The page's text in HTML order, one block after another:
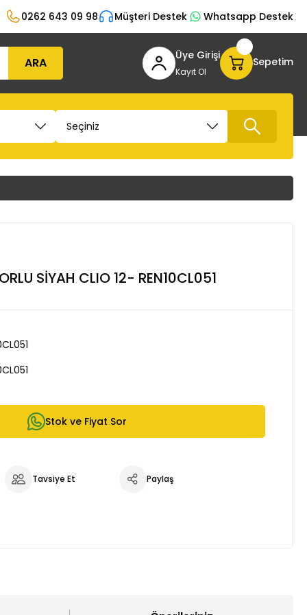
0262 643 09 98 Müşteri Destek Whatsapp Destek
ARA Üye Girişi
Kayıt Ol
Sepetim
SİYAH CLIO 12- REN10CL051
Stok ve Fiyat Sor
Tavsiye Et Paylaş